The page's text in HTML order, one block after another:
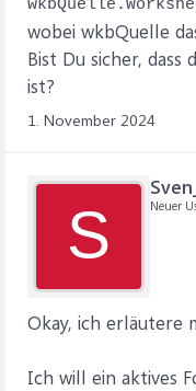
wobei wkbQuelle
Bist Du sicher,
ist?
1. November 2024
S Neuer
Okay, ich erläutere
Ich will ein aktives